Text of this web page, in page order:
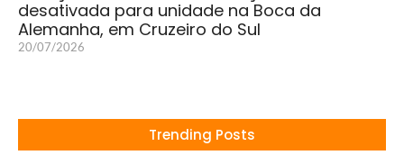
desativada para unidade na Boca da
Alemanha, em Cruzeiro do Sul
20/07/2026
Trending Posts